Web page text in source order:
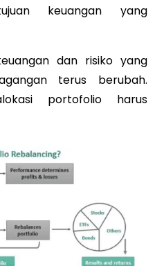
keuangan yang
dan risiko yang
terus berubah.
portofolio harus